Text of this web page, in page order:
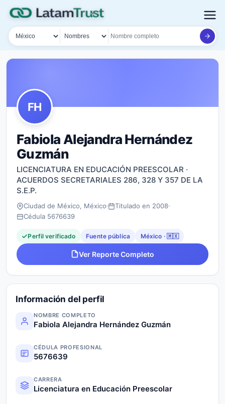
País
Tipo de búsqueda
Nombre o documento
FH
Fabiola Alejandra Hernández
Guzmán
LICENCIATURA EN EDUCACIÓN PREESCOLAR ·
ACUERDOS SECRETARIALES 286, 328 Y 357 DE LA
S.E.P.
Ciudad de México, México
Titulado en 2008
Cédula 5676639
Perfil verificado Fuente pública México · 🇲🇽
Ver Reporte Completo
Información del perfil
NOMBRE COMPLETO
Fabiola Alejandra Hernández Guzmán
CÉDULA PROFESIONAL
5676639
CARRERA
Licenciatura en Educación Preescolar